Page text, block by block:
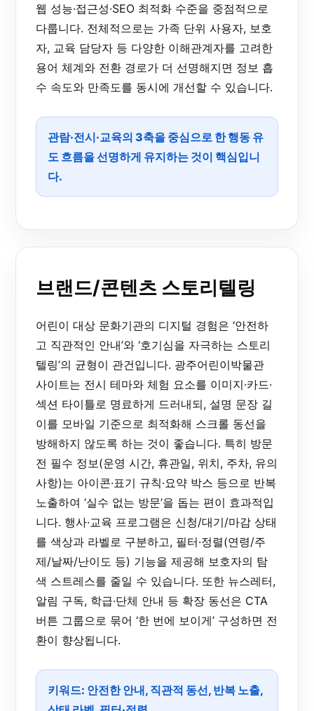
웹 성능·접근성·SEO 최적화 수준을 중점적으로
다룹니다. 전체적으로는 가족 단위 사용자, 보호
자, 교육 담당자 등 다양한 이해관계자를 고려한
용어 체계와 전환 경로가 더 선명해지면 정보 흡
수 속도와 만족도를 동시에 개선할 수 있습니다.
관람·전시·교육의 3축을 중심으로 한 행동 유
도 흐름을 선명하게 유지하는 것이 핵심입니
다.
브랜드/콘텐츠 스토리텔링
어린이 대상 문화기관의 디지털 경험은 ‘안전하
고 직관적인 안내’와 ‘호기심을 자극하는 스토리
텔링’의 균형이 관건입니다. 광주어린이박물관
사이트는 전시 테마와 체험 요소를 이미지·카드·
섹션 타이틀로 명료하게 드러내되, 설명 문장 길
이를 모바일 기준으로 최적화해 스크롤 동선을
방해하지 않도록 하는 것이 좋습니다. 특히 방문
전 필수 정보(운영 시간, 휴관일, 위치, 주차, 유의
사항)는 아이콘·표기 규칙·요약 박스 등으로 반복
노출하여 ‘실수 없는 방문’을 돕는 편이 효과적입
니다. 행사·교육 프로그램은 신청/대기/마감 상태
를 색상과 라벨로 구분하고, 필터·정렬(연령/주
제/날짜/난이도 등) 기능을 제공해 보호자의 탐
색 스트레스를 줄일 수 있습니다. 또한 뉴스레터,
알림 구독, 학급·단체 안내 등 확장 동선은 CTA
버튼 그룹으로 묶어 ‘한 번에 보이게’ 구성하면 전
환이 향상됩니다.
키워드: 안전한 안내, 직관적 동선, 반복 노출,